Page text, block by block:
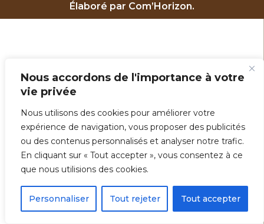
Nous accordons de l'importance à votre
vie privée
Nous utilisons des cookies pour améliorer votre
expérience de navigation, vous proposer des publicités
ou des contenus personnalisés et analyser notre trafic.
En cliquant sur « Tout accepter », vous consentez à ce
que nous utilisions des cookies.
Personnaliser Tout rejeter Tout accepter
Élaboré par Com’Horizon.